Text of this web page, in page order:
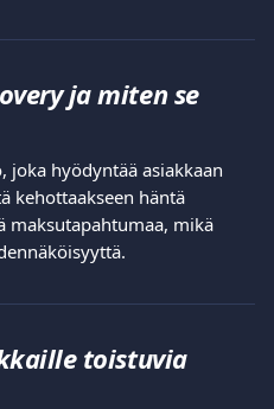
ja miten se
joka hyödyntää asiakkaan
kehottaakseen häntä
maksutapahtumaa, mikä
toistuvia